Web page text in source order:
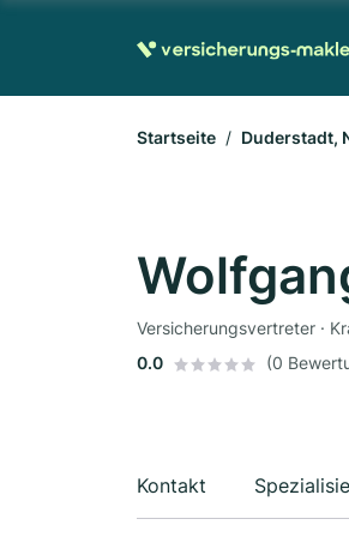
Startseite Duderstadt,
Versicherungsvertreter ·
0.0
(0
Kontakt